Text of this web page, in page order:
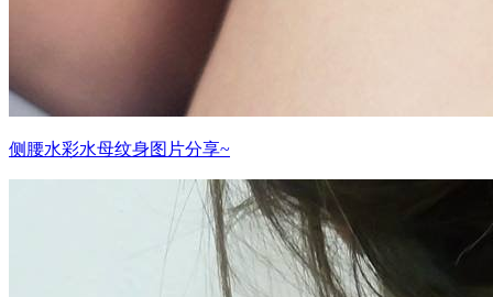
侧腰水彩水母纹身图片分享~